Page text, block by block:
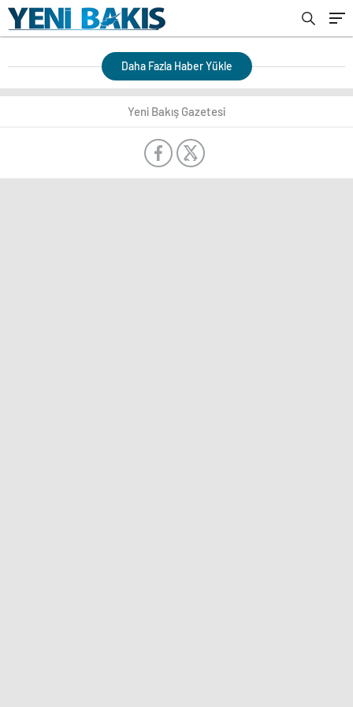
Daha Fazla Haber Yükle
Yeni Bakış Gazetesi